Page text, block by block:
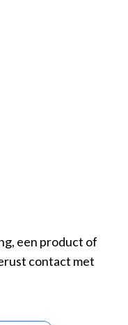
een product of
contact met